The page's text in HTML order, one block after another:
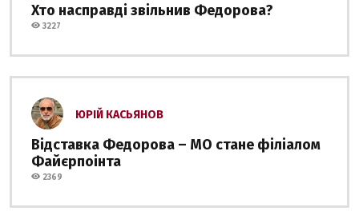
Хто насправді звільнив Федорова?
3227
ЮРІЙ КАСЬЯНОВ
Відставка Федорова – МО стане філіалом
Файєрпоінта
2369